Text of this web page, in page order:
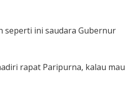
seperti ini saudara Gubernur
rapat Paripurna, kalau mau